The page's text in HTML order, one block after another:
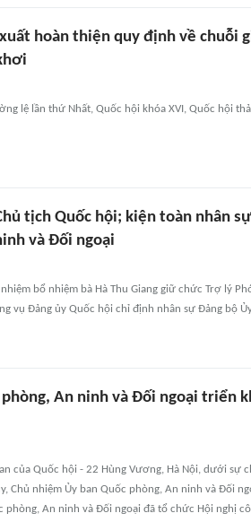
hoàn thiện quy định về chuỗi
lệ lần thứ Nhất, Quốc hội khóa XVI, Quốc hội
tịch Quốc hội; kiện toàn nhân
và Đối ngoại
bổ nhiệm bà Hà Thu Giang giữ chức Trợ lý
vụ Đảng ủy Quốc hội chỉ định nhân sự Đảng bộ
An ninh và Đối ngoại triển
của Quốc hội - 22 Hùng Vương, Hà Nội, dưới sự
Chủ nhiệm Ủy ban Quốc phòng, An ninh và Đối
phòng, An ninh và Đối ngoại đã tổ chức Hội nghị